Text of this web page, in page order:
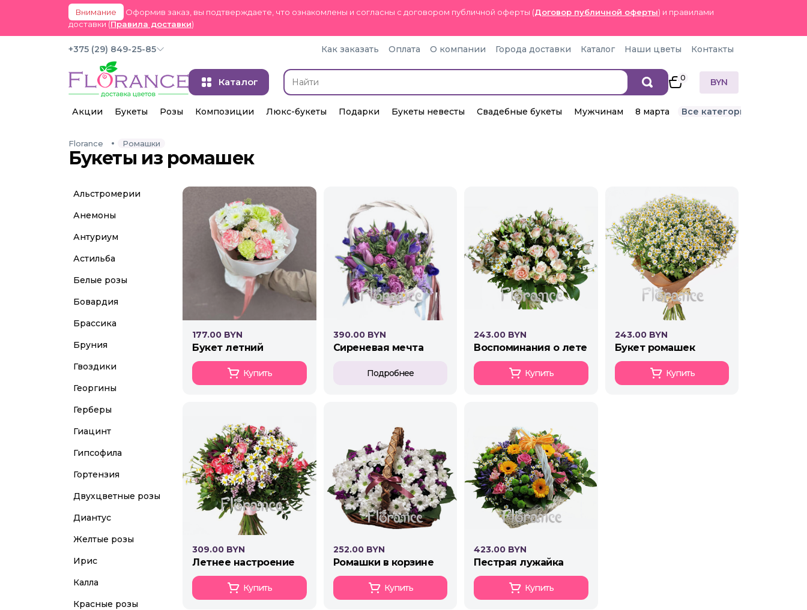
Внимание Оформив заказ, вы подтверждаете, что ознакомлены и согласны с договором публичной оферты (Договор публичной оферты) и правилами
доставки (Правила доставки)
+375 (29) 849-25-85 Как заказать Оплата О компании Города доставки Каталог Наши цветы Контакты
Каталог 0 BYN
Акции Букеты Розы Композиции Люкс-букеты Подарки Букеты невесты Свадебные букеты Мужчинам 8 марта Все категории
Florance Ромашки
Букеты из ромашек
Альстромерии
Анемоны
Антуриум
Астильба
Белые розы
Бовардия
Брассика
Бруния
Гвоздики
Георгины
Герберы
Гиацинт
Гипсофила
Гортензия
Двухцветные розы
Диантус
Желтые розы
Ирис
Калла
Красные розы
177.00 BYN
букет летний
Купить
390.00 BYN
сиреневая мечта
Подробнее
243.00 BYN
воспоминания о лете
Купить
243.00 BYN
букет ромашек
Купить
309.00 BYN
летнее настроение
Купить
252.00 BYN
ромашки в корзине
Купить
423.00 BYN
пестрая лужайка
Купить